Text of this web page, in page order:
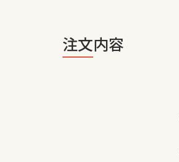
注文内容